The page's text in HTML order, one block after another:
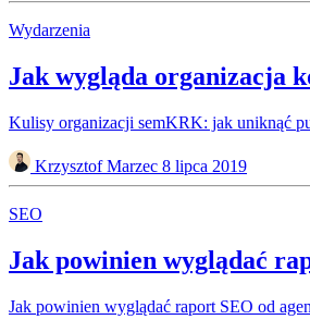
Wydarzenia
Jak wygląda organizacja
Kulisy organizacji semKRK: jak uniknąć
Krzysztof Marzec 8 lipca 2019
SEO
Jak powinien wyglądać
Jak powinien wyglądać raport SEO od